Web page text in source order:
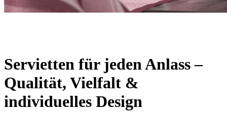
Servietten für jeden Anlass –
Qualität, Vielfalt &
individuelles Design